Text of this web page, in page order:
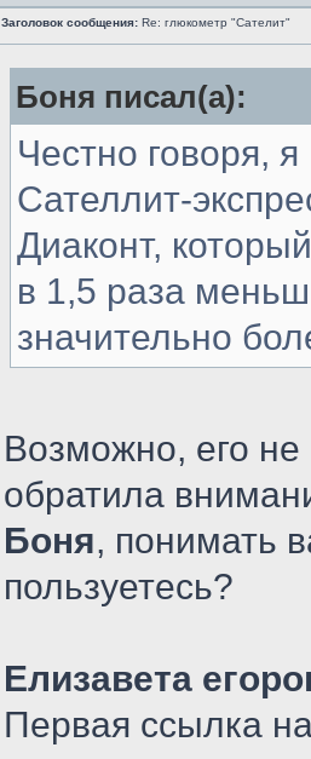
Заголовок сообщения: Re: глюкометр "Сателит"
Боня писал(а):
Честно говоря,
Сателлит-
Диаконт,
в 1,5 раза
значительно
Возможно, его
обратила
Боня, понимать
пользуетесь?
Елизавета
Первая ссылка